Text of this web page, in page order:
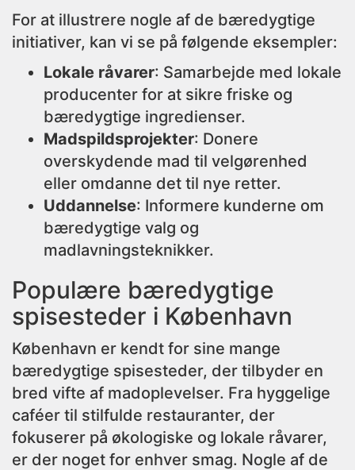
For at illustrere nogle af de bæredygtige
initiativer, kan vi se på følgende eksempler:
Lokale råvarer: Samarbejde med lokale
producenter for at sikre friske og
bæredygtige ingredienser.
Madspildsprojekter: Donere
overskydende mad til velgørenhed
eller omdanne det til nye retter.
Uddannelse: Informere kunderne om
bæredygtige valg og
madlavningsteknikker.
Populære bæredygtige
spisesteder i København
København er kendt for sine mange
bæredygtige spisesteder, der tilbyder en
bred vifte af madoplevelser. Fra hyggelige
caféer til stilfulde restauranter, der
fokuserer på økologiske og lokale råvarer,
er der noget for enhver smag. Nogle af de